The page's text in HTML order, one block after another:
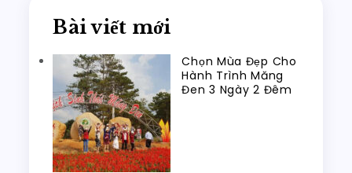
Bài viết mới
Chọn Mùa Đẹp Cho
Hành Trình Măng
Đen 3 Ngày 2 Đêm